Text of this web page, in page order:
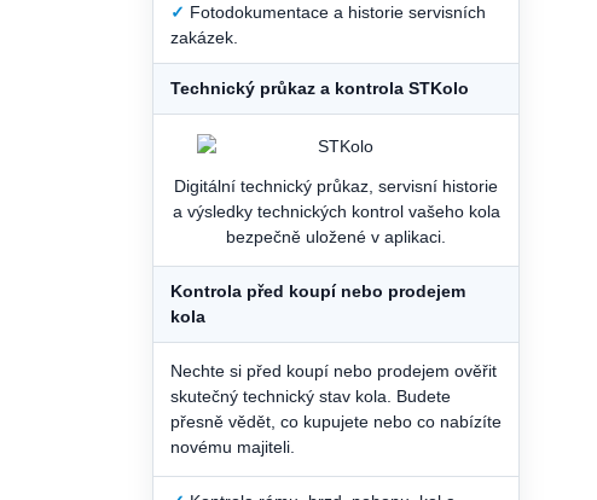
✓ Fotodokumentace a historie servisních
zakázek.
Technický průkaz a kontrola STKolo
Digitální technický průkaz, servisní historie
a výsledky technických kontrol vašeho kola
bezpečně uložené v aplikaci.
Kontrola před koupí nebo prodejem
kola
Nechte si před koupí nebo prodejem ověřit
skutečný technický stav kola. Budete
přesně vědět, co kupujete nebo co nabízíte
novému majiteli.